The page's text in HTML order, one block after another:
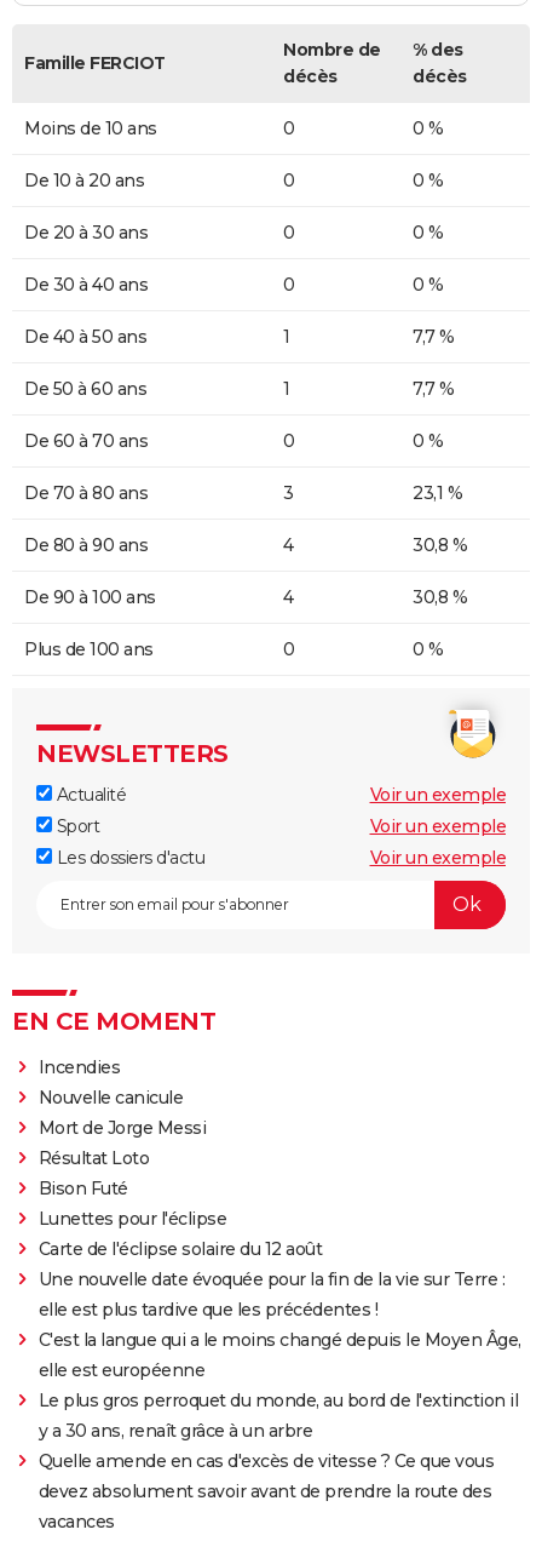
Famille FERCIOT
Nombre de
décès
% des
décès
Moins de 10 ans 0 0 %
De 10 à 20 ans 0 0 %
De 20 à 30 ans 0 0 %
De 30 à 40 ans 0 0 %
De 40 à 50 ans 1 7,7 %
De 50 à 60 ans 1 7,7 %
De 60 à 70 ans 0 0 %
De 70 à 80 ans 3 23,1 %
De 80 à 90 ans 4 30,8 %
De 90 à 100 ans 4 30,8 %
Plus de 100 ans 0 0 %
NEWSLETTERS
Actualité
Voir un exemple
Sport
Voir un exemple
Les dossiers d'actu
Voir un exemple
EN CE MOMENT
Incendies
Nouvelle canicule
Mort de Jorge Messi
Résultat Loto
Bison Futé
Lunettes pour l'éclipse
Carte de l'éclipse solaire du 12 août
Une nouvelle date évoquée pour la fin de la vie sur Terre :
elle est plus tardive que les précédentes !
C'est la langue qui a le moins changé depuis le Moyen Âge,
elle est européenne
Le plus gros perroquet du monde, au bord de l'extinction il
y a 30 ans, renaît grâce à un arbre
Quelle amende en cas d'excès de vitesse ? Ce que vous
devez absolument savoir avant de prendre la route des
vacances